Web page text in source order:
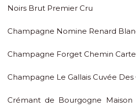
Noirs Brut Premier Cru
Champagne Nomine Renard
Champagne Forget Chemin
Champagne Le Gallais Cuvée
Crémant de Bourgogne Maison